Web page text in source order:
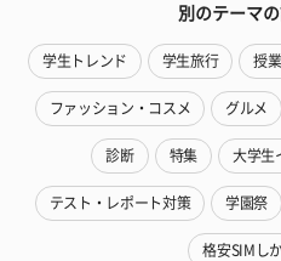
別のテーマ
学生トレンド 学生旅行 授
ファッション・コスメ グルメ
診断 特集 大学生
テスト・レポート対策 学園祭
格安SIMし